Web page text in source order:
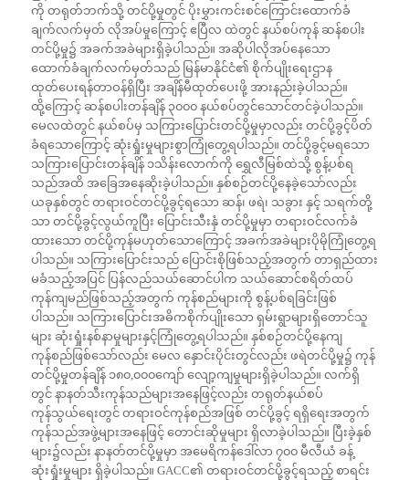
ကို တရုတ်ဘက်သို့ တင်ပို့မှုတွင် ပိုးမွှားကင်းစင်ကြောင်းထောက်ခံ
ချက်လက်မှတ် လိုအပ်မှုကြောင့် ဧပြီလ ထဲတွင် နယ်စပ်ကုန် ဆန်စပါး
တင်ပို့မှု၌ အခက်အခဲများရှိခဲ့ပါသည်။ အဆိုပါလိုအပ်နေသော
ထောက်ခံချက်လက်မှတ်သည် မြန်မာနိုင်ငံ၏ စိုက်ပျိုးရေးဌာန
ထုတ်ပေးရန်တာဝန်ရှိပြီး အချိန်မီထုတ်ပေးဖို့ အားနည်းခဲ့ပါသည်။
ထို့ကြောင့် ဆန်စပါးတန်ချိန် ၃၀၀၀ နယ်စပ်တွင်သောင်တင်ခဲ့ပါသည်။
မေလထဲတွင် နယ်စပ်မှ သကြားပြောင်းတင်ပို့မှုမှာလည်း တင်ပို့ခွင့်ပိတ်
ခံရသောကြောင့် ဆုံးရှုံးမှုများစွာကြုံတွေ့ရပါသည်။ တင်ပို့ခွင့်မရသော
သကြားပြောင်းတန်ချိန် ၁သိန်းလောက်ကို ရွှေလီမြစ်ထဲသို့ စွန့်ပစ်ရ
သည်အထိ အခြေအနေဆိုးခဲ့ပါသည်။ နှစ်စဉ်တင်ပို့နေခဲ့သော်လည်း
ယခုနှစ်တွင် တရားဝင်တင်ပို့ခွင့်ရသော ဆန်၊ ဖရဲ၊ သခွား နှင့် သရက်တို့
သာ တင်ပို့ခွင့်လွယ်ကူပြီး ပြောင်းသီးနှံ တင်ပို့မှုမှာ တရားဝင်လက်ခံ
ထားသော တင်ပို့ကုန်မဟုတ်သောကြောင့် အခက်အခဲများပိုမိုကြုံတွေ့ရ
ပါသည်။ သကြားပြောင်းသည် ပြောင်းစိုဖြစ်သည့်အတွက် တာရှည်ထား
မခံသည့်အပြင် ပြန်လည်သယ်ဆောင်ပါက သယ်‌ဆောင်စရိတ်ထပ်
ကုန်ကျမည်ဖြစ်သည့်အတွက် ကုန်စည်များကို စွန့်ပစ်ရခြင်းဖြစ်
ပါသည်။ သကြားပြောင်းအဓိကစိုက်ပျိုးသော ရှမ်းရွာများရှိတောင်သူ
များ ဆုံးရှုံးနစ်နာမှုများနှင့်ကြုံတွေ့ရပါသည်။ နှစ်စဉ်တင်ပို့နေကျ
ကုန်စည်ဖြစ်သော်လည်း မေလ နှောင်းပိုင်းတွင်လည်း ဖရဲတင်ပို့မှု၌ ကုန်
တင်ပို့မှုတန်ချိန် ၁၈၀,၀၀၀ကျော် လျော့ကျမှုများရှိခဲ့ပါသည်။ လက်ရှိ
တွင် နာနတ်သီးကုန်သည်များအနေဖြင့်လည်း တရုတ်နယ်စပ်
ကုန်သွယ်ရေးတွင် တရားဝင်ကုန်စည်အဖြစ် တင်ပို့ခွင့် ရရှိရေးအတွက်
ကုန်သည်အဖွဲ့များအနေဖြင့် တောင်းဆိုမှုများ ရှိလာခဲ့ပါသည်။ ပြီးခဲ့နှစ်
များ၌လည်း နာနတ်တင်ပို့မှုမှာ အမေရိကန်ဒေါ်လာ ၇၀၀ မီလီယံ ခန့်
ဆုံးရှုံးမှုများ ရှိခဲ့ပါသည်။ GACC၏ တရားဝင်တင်ပို့ခွင့်ရသည့် စာရင်း